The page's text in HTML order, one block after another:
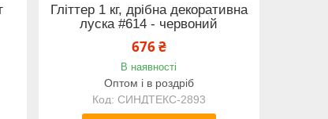
Гліттер 1 кг, дрібна декоративна
луска #614 - червоний
676 ₴
В наявності
Оптом і в роздріб
СИНДТЕКС-2893